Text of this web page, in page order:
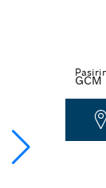
closed